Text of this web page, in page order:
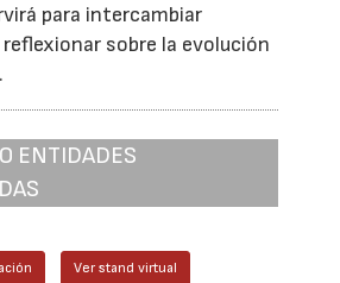
para intercambiar
sobre la evolución
ENTIDADES
Ver stand virtual